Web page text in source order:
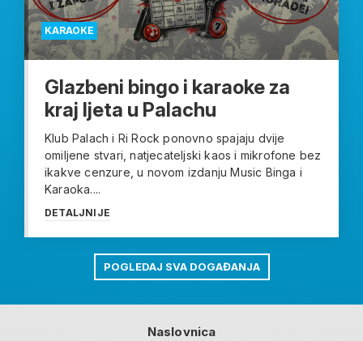
KARAOKE
Glazbeni bingo i karaoke za
kraj ljeta u Palachu
Klub Palach i Ri Rock ponovno spajaju dvije
omiljene stvari, natjecateljski kaos i mikrofone bez
ikakve cenzure, u novom izdanju Music Binga i
Karaoka....
DETALJNIJE
POGLEDAJ SVA DOGAĐANJA
Naslovnica